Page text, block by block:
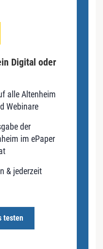
Digital oder
alle Altenheim
Webinare
der
im ePaper
& jederzeit
testen